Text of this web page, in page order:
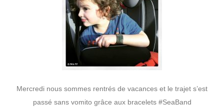
Mercredi nous sommes rentrés de vacances et le trajet s’est
passé sans vomito grâce aux bracelets #SeaBand